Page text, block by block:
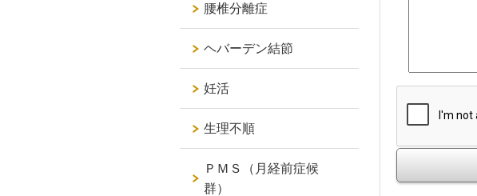
腰椎分離症
ヘバーデン結節
妊活
生理不順
ＰＭＳ（月経前症候
群）